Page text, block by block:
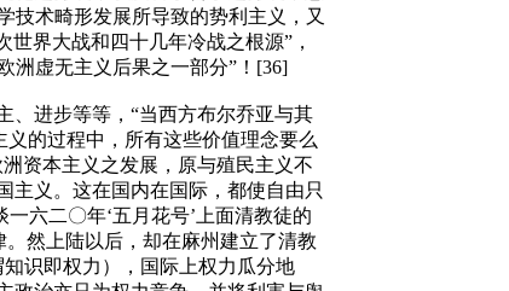
技术畸形发展所导致的势利主义，又
界大战和四十几年冷战之根源”，
虚无主义后果之一部分”！[36]
、进步等等，“当西方布尔乔亚与其
的过程中，所有这些价值理念要么
资本主义之发展，原与殖民主义不
义。这在国内在国际，都使自由只
六二〇年‘五月花号’上面清教徒的
然上陆以后，却在麻州建立了清教
识即权力），国际上权力瓜分地